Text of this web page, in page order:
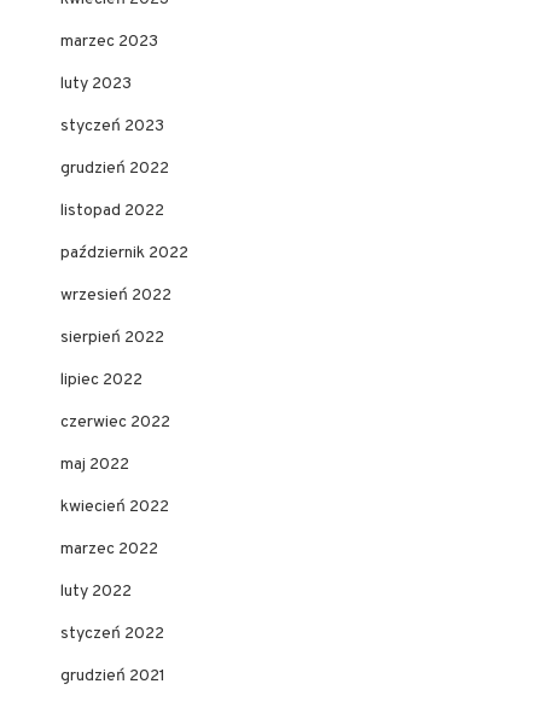
marzec 2023
luty 2023
styczeń 2023
grudzień 2022
listopad 2022
październik 2022
wrzesień 2022
sierpień 2022
lipiec 2022
czerwiec 2022
maj 2022
kwiecień 2022
marzec 2022
luty 2022
styczeń 2022
grudzień 2021